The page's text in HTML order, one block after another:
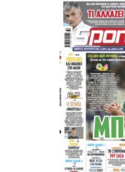
Εμείς είμαστε μόνο Π.Α.Ο.Κ.
Μόνο τα 4 γράμματα έχουν
ΚΑΝΕΝΑΣ δεν είναι πάνω απο
ΑΜΠΑΛΑΕΑ, ΜΑΚΕΔΟΝΕΣ,